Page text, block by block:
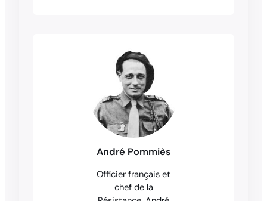
André Pommiès
Officier français et
chef de la